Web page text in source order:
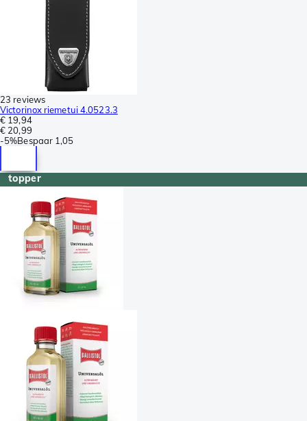
23 reviews
Victorinox riemetui 4.0523.3
€ 19,94
€ 20,99
-5%Bespaar 1,05
topper